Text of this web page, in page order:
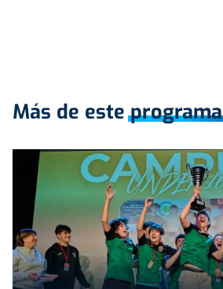
Más de este programa